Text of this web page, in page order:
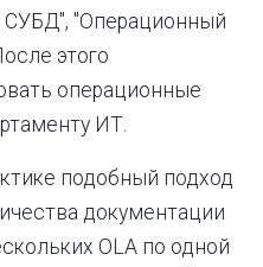
СУБД", "Операционный
этого
операционные
ИТ.
подобный подход
документации
OLA по одной